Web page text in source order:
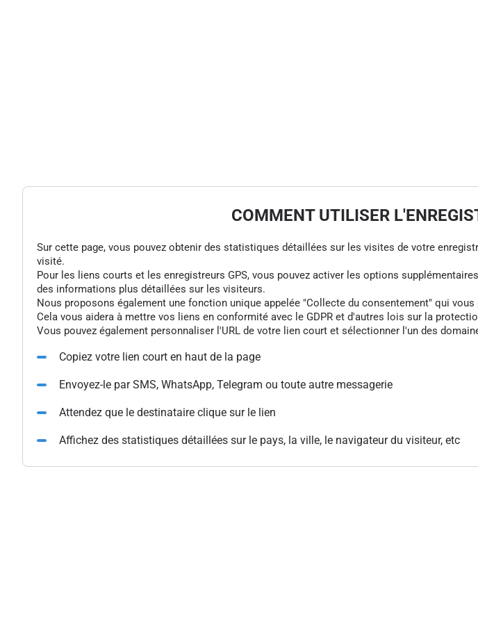
COMMENT UTILISER
Sur cette page, vous pouvez obtenir des statistiques détaillées sur les visites de votre
visité.
Pour les liens courts et les enregistreurs GPS, vous pouvez activer les options
des informations plus détaillées sur les visiteurs.
Nous proposons également une fonction unique appelée "Collecte du consentement" qui
Cela vous aidera à mettre vos liens en conformité avec le GDPR et d'autres lois sur la
Vous pouvez également personnaliser l'URL de votre lien court et sélectionner l'un des
Copiez votre lien court en haut de la page
Envoyez-le par SMS, WhatsApp, Telegram ou toute autre messagerie
Attendez que le destinataire clique sur le lien
Affichez des statistiques détaillées sur le pays, la ville, le navigateur du visiteur, etc